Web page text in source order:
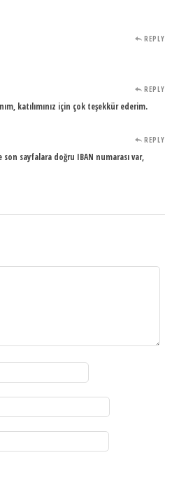
REPLY
REPLY
katılımınız için çok teşekkür ederim.
REPLY
son sayfalara doğru IBAN numarası var,